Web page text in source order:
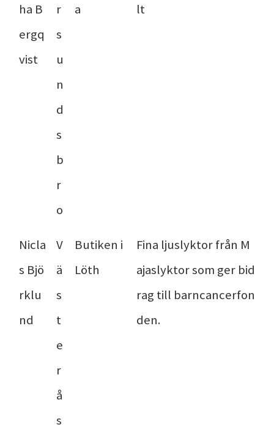
ha B
ergq
vist
r
s
u
n
d
s
b
r
o
a
lt
Nicla
s Bjö
rklu
nd
V
ä
s
t
e
r
å
s
Butiken i
Löth
Fina ljuslyktor från M
ajaslyktor som ger bid
rag till barncancerfon
den.